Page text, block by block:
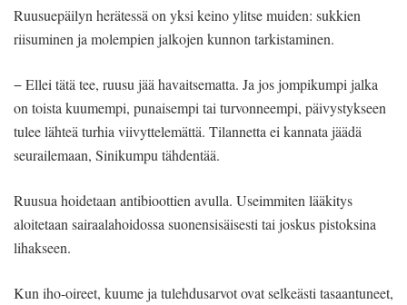
Ruusuepäilyn herätessä on yksi keino ylitse muiden: sukkien
riisuminen ja molempien jalkojen kunnon tarkistaminen.
− Ellei tätä tee, ruusu jää havaitsematta. Ja jos jompikumpi jalka
on toista kuumempi, punaisempi tai turvonneempi, päivystykseen
tulee lähteä turhia viivyttelemättä. Tilannetta ei kannata jäädä
seurailemaan, Sinikumpu tähdentää.
Ruusua hoidetaan antibioottien avulla. Useimmiten lääkitys
aloitetaan sairaalahoidossa suonensisäisesti tai joskus pistoksina
lihakseen.
Kun iho-oireet, kuume ja tulehdusarvot ovat selkeästi tasaantuneet,